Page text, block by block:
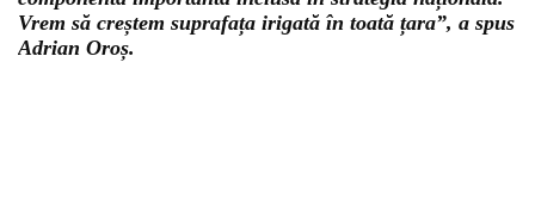
Vrem să creștem suprafața irigată în toată țara”, a spus
Adrian Oroș.